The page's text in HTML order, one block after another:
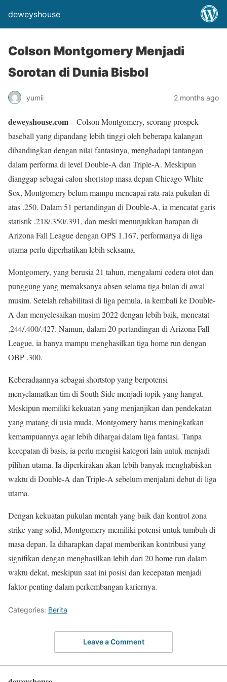
deweyshouse
Colson Montgomery Menjadi
Sorotan di Dunia Bisbol
yumii 2 months ago
deweyshouse.com– Colson Montgomery, seorang prospek
baseball yang dipandang lebih tinggi oleh beberapa kalangan
dibandingkan dengan nilai fantasinya, menghadapi tantangan
dalam performa di level Double-A dan Triple-A. Meskipun
dianggap sebagai calon shortstop masa depan Chicago White
Sox, Montgomery belum mampu mencapai rata-rata pukulan di
atas .250. Dalam 51 pertandingan di Double-A, ia mencatat garis
statistik .218/.350/.391, dan meski menunjukkan harapan di
Arizona Fall League dengan OPS 1.167, performanya di liga
utama perlu diperhatikan lebih seksama.
Montgomery, yang berusia 21 tahun, mengalami cedera otot dan
punggung yang memaksanya absen selama tiga bulan di awal
musim. Setelah rehabilitasi di liga pemula, ia kembali ke Double-
A dan menyelesaikan musim 2022 dengan lebih baik, mencatat
.244/.400/.427. Namun, dalam 20 pertandingan di Arizona Fall
League, ia hanya mampu menghasilkan tiga home run dengan
OBP .300.
Keberadaannya sebagai shortstop yang berpotensi
menyelamatkan tim di South Side menjadi topik yang hangat.
Meskipun memiliki kekuatan yang menjanjikan dan pendekatan
yang matang di usia muda, Montgomery harus meningkatkan
kemampuannya agar lebih dihargai dalam liga fantasi. Tanpa
kecepatan di basis, ia perlu mengisi kategori lain untuk menjadi
pilihan utama. Ia diperkirakan akan lebih banyak menghabiskan
waktu di Double-A dan Triple-A sebelum menjalani debut di liga
utama.
Dengan kekuatan pukulan mentah yang baik dan kontrol zona
strike yang solid, Montgomery memiliki potensi untuk tumbuh di
masa depan. Ia diharapkan dapat memberikan kontribusi yang
signifikan dengan menghasilkan lebih dari 20 home run dalam
waktu dekat, meskipun saat ini posisi dan kecepatan menjadi
faktor penting dalam perkembangan kariernya.
Categories: Berita
Leave a Comment